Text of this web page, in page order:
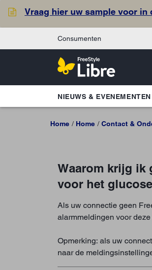
Vraag hier uw sample voor in
Consumenten
NIEUWS & EVENEMENTEN
Home Home Contact &
Waarom krijg ik
voor het
Als uw connectie geen
alarmmeldingen voor
Opmerking: als uw
naar de